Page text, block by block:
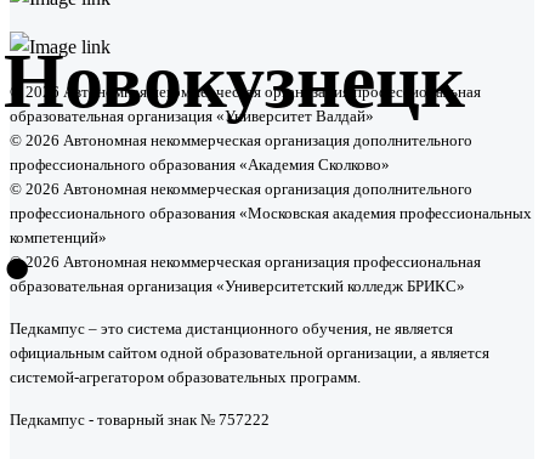
Новокузнецк
•
© 2026 Автономная некоммерческая организация профессиональная
образовательная организация «Университет Валдай»
© 2026 Автономная некоммерческая организация дополнительного
профессионального образования «Академия Сколково»
© 2026 Автономная некоммерческая организация дополнительного
профессионального образования «Московская академия профессиональных
компетенций»
© 2026 Автономная некоммерческая организация профессиональная
образовательная организация «Университетский колледж БРИКС»
Педкампус – это система дистанционного обучения, не является
официальным сайтом одной образовательной организации, а является
системой-агрегатором образовательных программ.
Педкампус - товарный знак № 757222